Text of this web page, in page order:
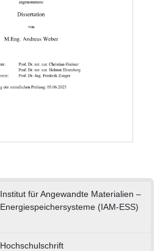
Institut für Angewandte Materialien –
Energiespeichersysteme (IAM-ESS)
Hochschulschrift